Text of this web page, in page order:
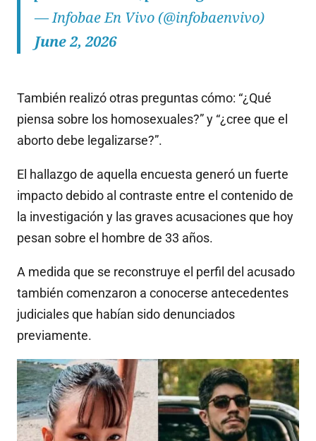
— Infobae En Vivo (@infobaenvivo)
June 2, 2026
También realizó otras preguntas cómo: “¿Qué
piensa sobre los homosexuales?” y “¿cree que el
aborto debe legalizarse?”.
El hallazgo de aquella encuesta generó un fuerte
impacto debido al contraste entre el contenido de
la investigación y las graves acusaciones que hoy
pesan sobre el hombre de 33 años.
A medida que se reconstruye el perfil del acusado
también comenzaron a conocerse antecedentes
judiciales que habían sido denunciados
previamente.